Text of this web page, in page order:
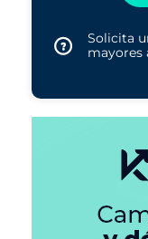
Solicita
mayores